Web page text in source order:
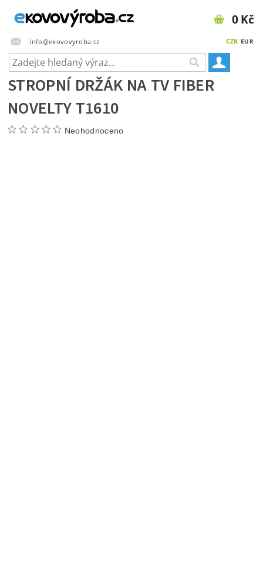
info@ekovovyroba.cz CZK EUR
0 Kč
STROPNÍ DRŽÁK NA TV FIBER
NOVELTY T1610
Neohodnoceno